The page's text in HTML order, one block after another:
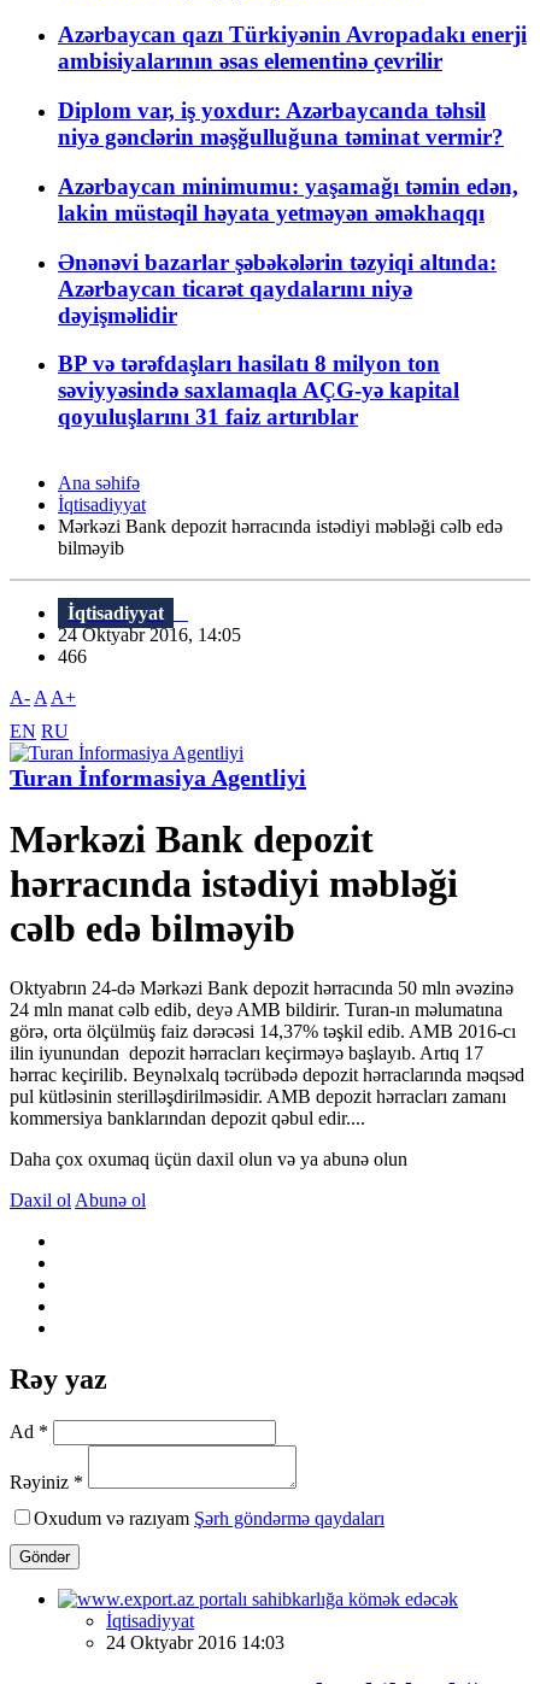
Azərbaycan qazı Türkiyənin Avropadakı enerji
ambisiyalarının əsas elementinə çevrilir
Diplom var, iş yoxdur: Azərbaycanda təhsil
niyə gənclərin məşğulluğuna təminat vermir?
Azərbaycan minimumu: yaşamağı təmin edən,
lakin müstəqil həyata yetməyən əməkhaqqı
Ənənəvi bazarlar şəbəkələrin təzyiqi altında:
Azərbaycan ticarət qaydalarını niyə
dəyişməlidir
BP və tərəfdaşları hasilatı 8 milyon ton
səviyyəsində saxlamaqla AÇG-yə kapital
qoyuluşlarını 31 faiz artırıblar
Ana səhifə
İqtisadiyyat
Mərkəzi Bank depozit hərracında istədiyi məbləği cəlb edə
bilməyib
İqtisadiyyat
24 Oktyabr 2016, 14:05
466
A- A A+
EN RU
Turan İnformasiya Agentliyi
Mərkəzi Bank depozit
hərracında istədiyi məbləği
cəlb edə bilməyib
Oktyabrın 24-də Mərkəzi Bank depozit hərracında 50 mln əvəzinə
24 mln manat cəlb edib, deyə AMB bildirir. Turan-ın məlumatına
görə, orta ölçülmüş faiz dərəcəsi 14,37% təşkil edib. AMB 2016-cı
ilin iyunundan depozit hərracları keçirməyə başlayıb. Artıq 17
hərrac keçirilib. Beynəlxalq təcrübədə depozit hərraclarında məqsəd
pul kütləsinin sterilləşdirilməsidir. AMB depozit hərracları zamanı
kommersiya banklarından depozit qəbul edir....
Daha çox oxumaq üçün daxil olun və ya abunə olun
Daxil ol Abunə ol
Rəy yaz
Ad *
Rəyiniz *
Oxudum və razıyam Şərh göndərmə qaydaları
Göndər
İqtisadiyyat
24 Oktyabr 2016 14:03